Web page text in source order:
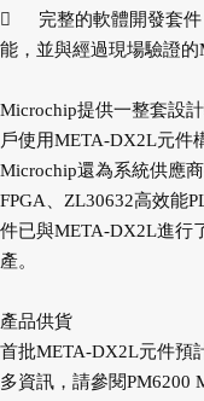

完整的軟體開發套
能，並與經過現場驗證的
Microchip提供一整套設
戶使用META-DX2L元件
Microchip還為系統供應
FPGA、ZL30632高效能
件已與META-DX2L進行
產。
產品供貨
首批META-DX2L元件預
多資訊，請參閱PM6200